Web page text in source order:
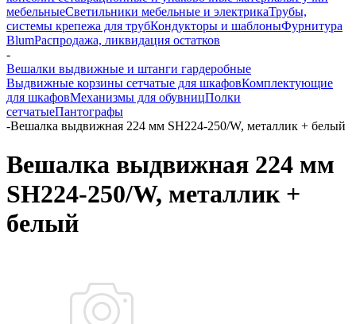
мебельныеСветильники мебельные и электрикаТрубы,
системы крепежа для трубКондукторы и шаблоныФурнитура
BlumРаспродажа, ликвидация остатков
-
Вешалки выдвижные и штанги гардеробные
Выдвижные корзины сетчатые для шкафовКомплектующие
для шкафовМеханизмы для обувницПолки
сетчатыеПантографы
-Вешалка выдвижная 224 мм SH224-250/W, металлик + белый
Вешалка выдвижная 224 мм
SH224-250/W, металлик +
белый